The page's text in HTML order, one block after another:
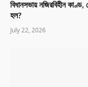
বিধানসভায় নজিরবিহীন
হল?
July 22, 2026